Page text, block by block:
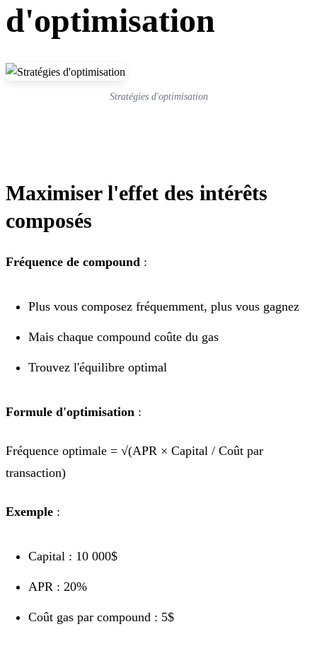
d'optimisation
Stratégies d'optimisation
Maximiser l'effet des intérêts
composés
Fréquence de compound :
Plus vous composez fréquemment, plus vous gagnez
Mais chaque compound coûte du gas
Trouvez l'équilibre optimal
Formule d'optimisation :
Fréquence optimale = √(APR × Capital / Coût par
transaction)
Exemple :
Capital : 10 000$
APR : 20%
Coût gas par compound : 5$